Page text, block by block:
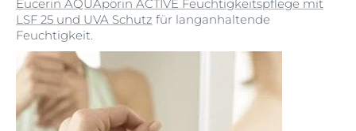
Eucerin AQUAporin ACTIVE Feuchtigkeitspflege mit
LSF 25 und UVA Schutz für langanhaltende
Feuchtigkeit.